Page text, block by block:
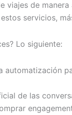
viajes de
servicios,
Lo siguiente:
automatización
de las